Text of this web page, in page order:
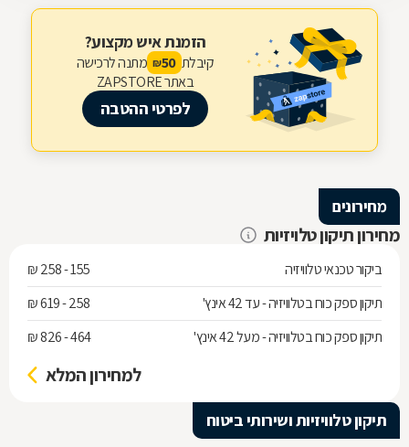
הזמנת איש מקצוע?
קיבלת 50
₪ מתנה לרכישה
באתר ZAPSTORE
לפרטי ההטבה
מחירונים
מחירון תיקון טלויזיות
ביקור טכנאי טלוויזיה
155 - 258 ₪
תיקון ספק כוח בטלוויזיה - עד 42 אינץ'
258 - 619 ₪
תיקון ספק כוח בטלוויזיה - מעל 42 אינץ'
464 - 826 ₪
למחירון המלא
תיקון טלוויזיות ושירותי ביטוח